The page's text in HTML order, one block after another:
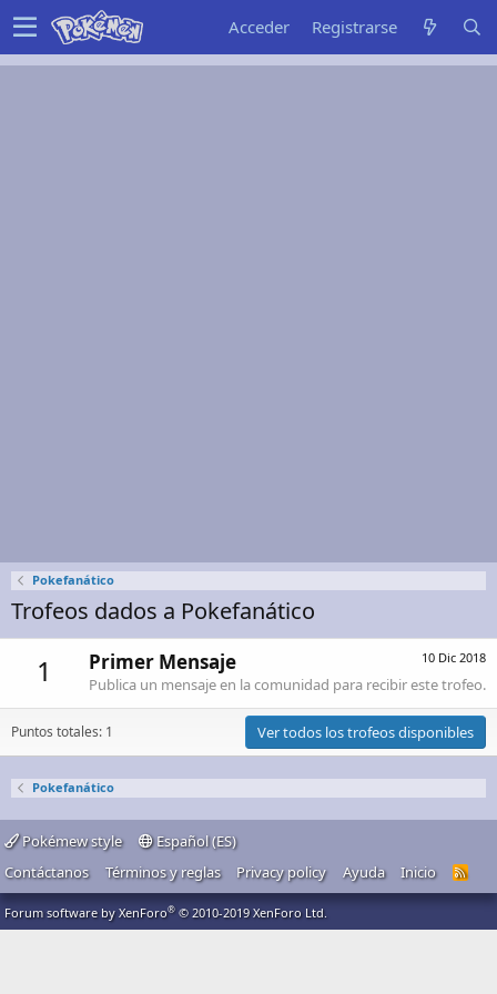
Acceder Registrarse
Pokefanático
Trofeos dados a Pokefanático
1 10 Dic 2018
Primer Mensaje
Publica un mensaje en la comunidad para recibir este trofeo.
Puntos totales: 1 Ver todos los trofeos disponibles
Pokefanático
Pokémew style
Español (ES)
Contáctanos
Términos y reglas Privacy policy Ayuda Inicio
R
Forum software by XenForo® © 2010-2019 XenForo Ltd.